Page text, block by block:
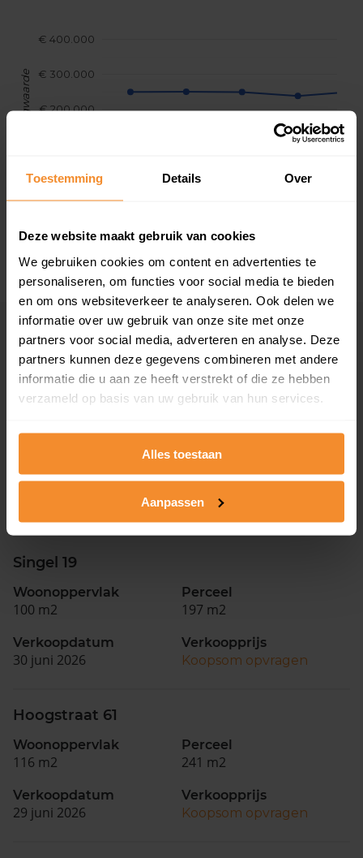
Toestemming Details Over
Deze website maakt gebruik van cookies
We gebruiken cookies om content en advertenties te
personaliseren, om functies voor social media te bieden
en om ons websiteverkeer te analyseren. Ook delen we
informatie over uw gebruik van onze site met onze
partners voor social media, adverteren en analyse. Deze
partners kunnen deze gegevens combineren met andere
informatie die u aan ze heeft verstrekt of die ze hebben
verzameld op basis van uw gebruik van hun services.
Alles toestaan
Aanpassen
€ 0
€ 200.000
€ 300.000
€ 400.000
Woningwaarde
Eerder verkochte woningen in de buurt
Andere koopsommen opvragen
Raadhuisstraat 24
Woonoppervlak
369 m2
Koopsom opvragen
Singel 19
Woonoppervlak
100 m2
Perceel
197 m2
Verkoopdatum
30 juni 2026
Verkoopprijs
Koopsom opvragen
Hoogstraat 61
Woonoppervlak
116 m2
Perceel
241 m2
Verkoopdatum
29 juni 2026
Verkoopprijs
Koopsom opvragen